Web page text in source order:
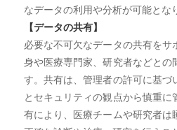
なデータの利用や分析が可能とな
【データの共有】
必要な不可欠なデータの共有をサ
身や医療専門家、研究者などとの
す。共有は、管理者の許可に基づ
とセキュリティの観点から慎重
有により、医療チームや研究者は